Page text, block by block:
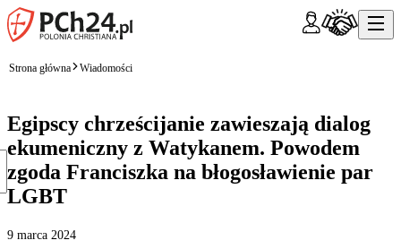
Strona główna Wiadomości
Egipscy chrześcijanie zawieszają dialog
ekumeniczny z Watykanem. Powodem
zgoda Franciszka na błogosławienie par
LGBT
9 marca 2024